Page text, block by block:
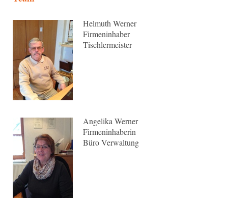
Helmuth Werner
Firmeninhaber
Tischlermeister
Angelika Werner
Firmeninhaberin
Büro Verwaltung